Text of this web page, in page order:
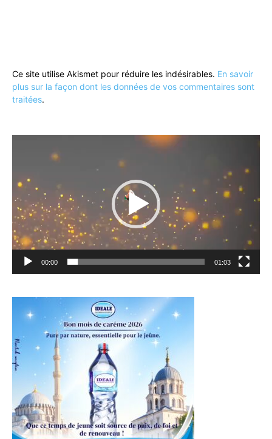
Ce site utilise Akismet pour réduire les indésirables. En savoir
plus sur la façon dont les données de vos commentaires sont
traitées.
00:00 01:03